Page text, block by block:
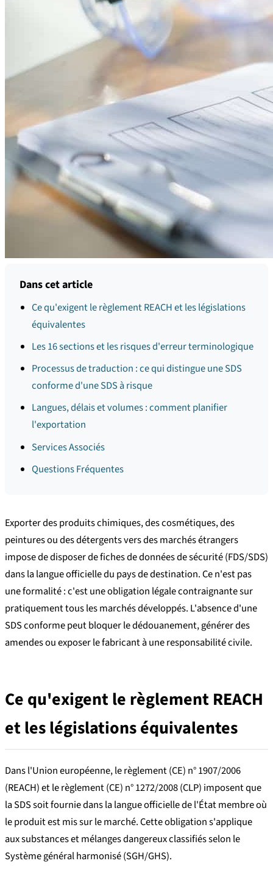
Dans cet article
Ce qu'exigent le règlement REACH et les législations
équivalentes
Les 16 sections et les risques d'erreur terminologique
Processus de traduction : ce qui distingue une SDS
conforme d'une SDS à risque
Langues, délais et volumes : comment planifier
l'exportation
Services Associés
Questions Fréquentes
Exporter des produits chimiques, des cosmétiques, des
peintures ou des détergents vers des marchés étrangers
impose de disposer de fiches de données de sécurité (FDS/SDS)
dans la langue officielle du pays de destination. Ce n'est pas
une formalité : c'est une obligation légale contraignante sur
pratiquement tous les marchés développés. L'absence d'une
SDS conforme peut bloquer le dédouanement, générer des
amendes ou exposer le fabricant à une responsabilité civile.
Ce qu'exigent le règlement REACH
et les législations équivalentes
Dans l'Union européenne, le règlement (CE) n° 1907/2006
(REACH) et le règlement (CE) n° 1272/2008 (CLP) imposent que
la SDS soit fournie dans la langue officielle de l'État membre où
le produit est mis sur le marché. Cette obligation s'applique
aux substances et mélanges dangereux classifiés selon le
Système général harmonisé (SGH/GHS).